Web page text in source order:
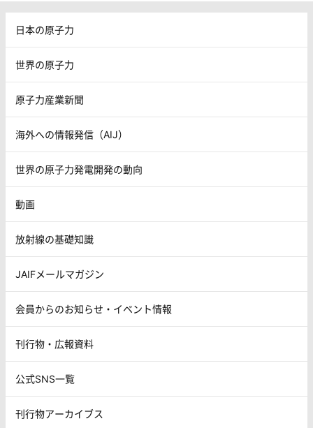
日本の原子力
世界の原子力
原子力産業新聞
海外への情報発信（AIJ）
世界の原子力発電開発の動向
動画
放射線の基礎知識
JAIFメールマガジン
会員からのお知らせ・イベント情報
刊行物・広報資料
公式SNS一覧
刊行物アーカイブス